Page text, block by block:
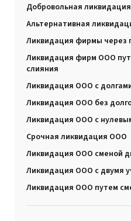
Добровольная ликвидация
Альтернативная
Ликвидация фирмы через
Ликвидация фирм ООО
слияния
Ликвидация ООО с
Ликвидация ООО без
Ликвидация ООО с
Срочная ликвидация ООО
Ликвидация ООО сменой
Ликвидация ООО с двумя
Ликвидация ООО путем